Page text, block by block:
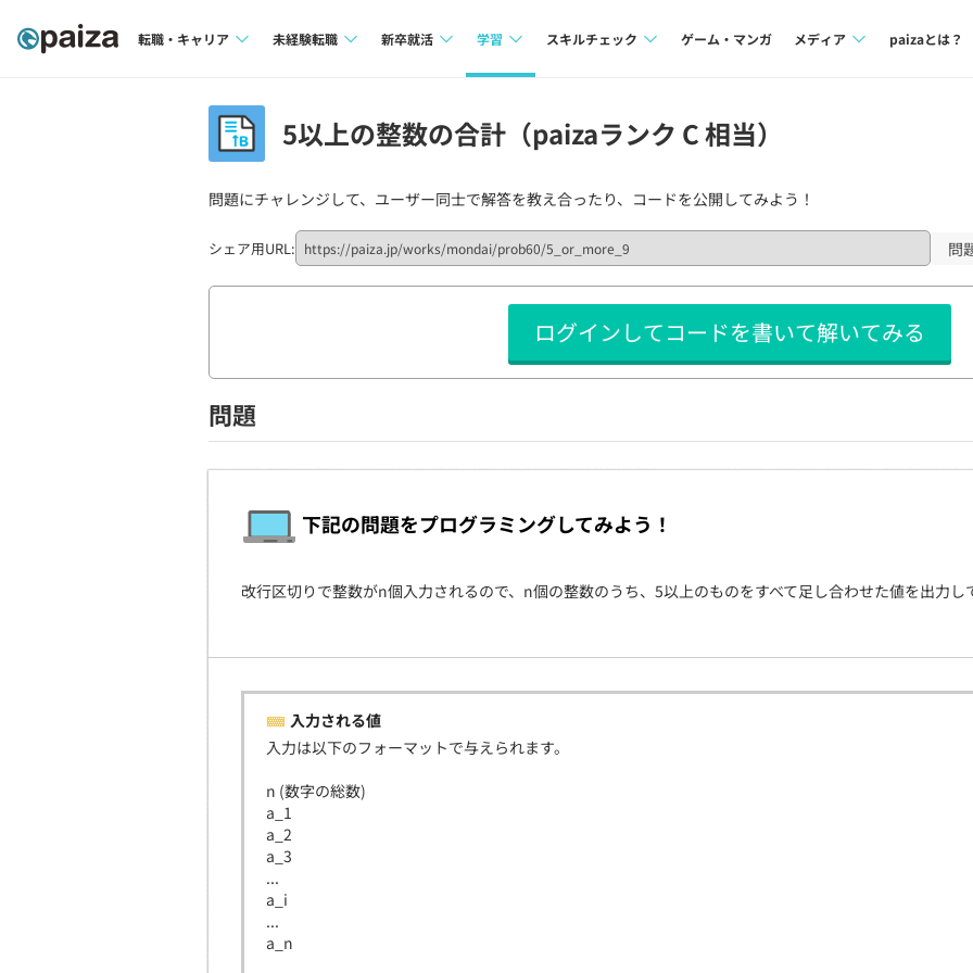
転職・キャリア
インタビュー
転職成功ガイド
転職エージェント
未経験転職
転職成功ガイド
新卒就活
本選考
新卒エージェント
イベント・セミナー
就活成功ガイド
学習
問題集
4択課題
ナレッジ
リファレンス
個人向けプラン
学校向けプラン
契約内容・クーポン
スキルチェック
評価結果一覧
再チャレンジ結果一覧
ゲーム・マンガ メディア paizaとは？
5以上の整数の合計（paizaランク C 相当）
問題にチャレンジして、ユーザー同士で解答を教え合ったり、コードを公開してみよう！
シェア用URL: 問
ログインしてコードを書いて解いてみる
問題
下記の問題をプログラミングしてみよう！
改行区切りで整数がn個入力されるので、n個の整数のうち、5以上のものをすべて足し合わせた値を出力し
入力される値
入力は以下のフォーマットで与えられます。
n (数字の総数)
a_1
a_2
a_3
...
a_i
...
a_n